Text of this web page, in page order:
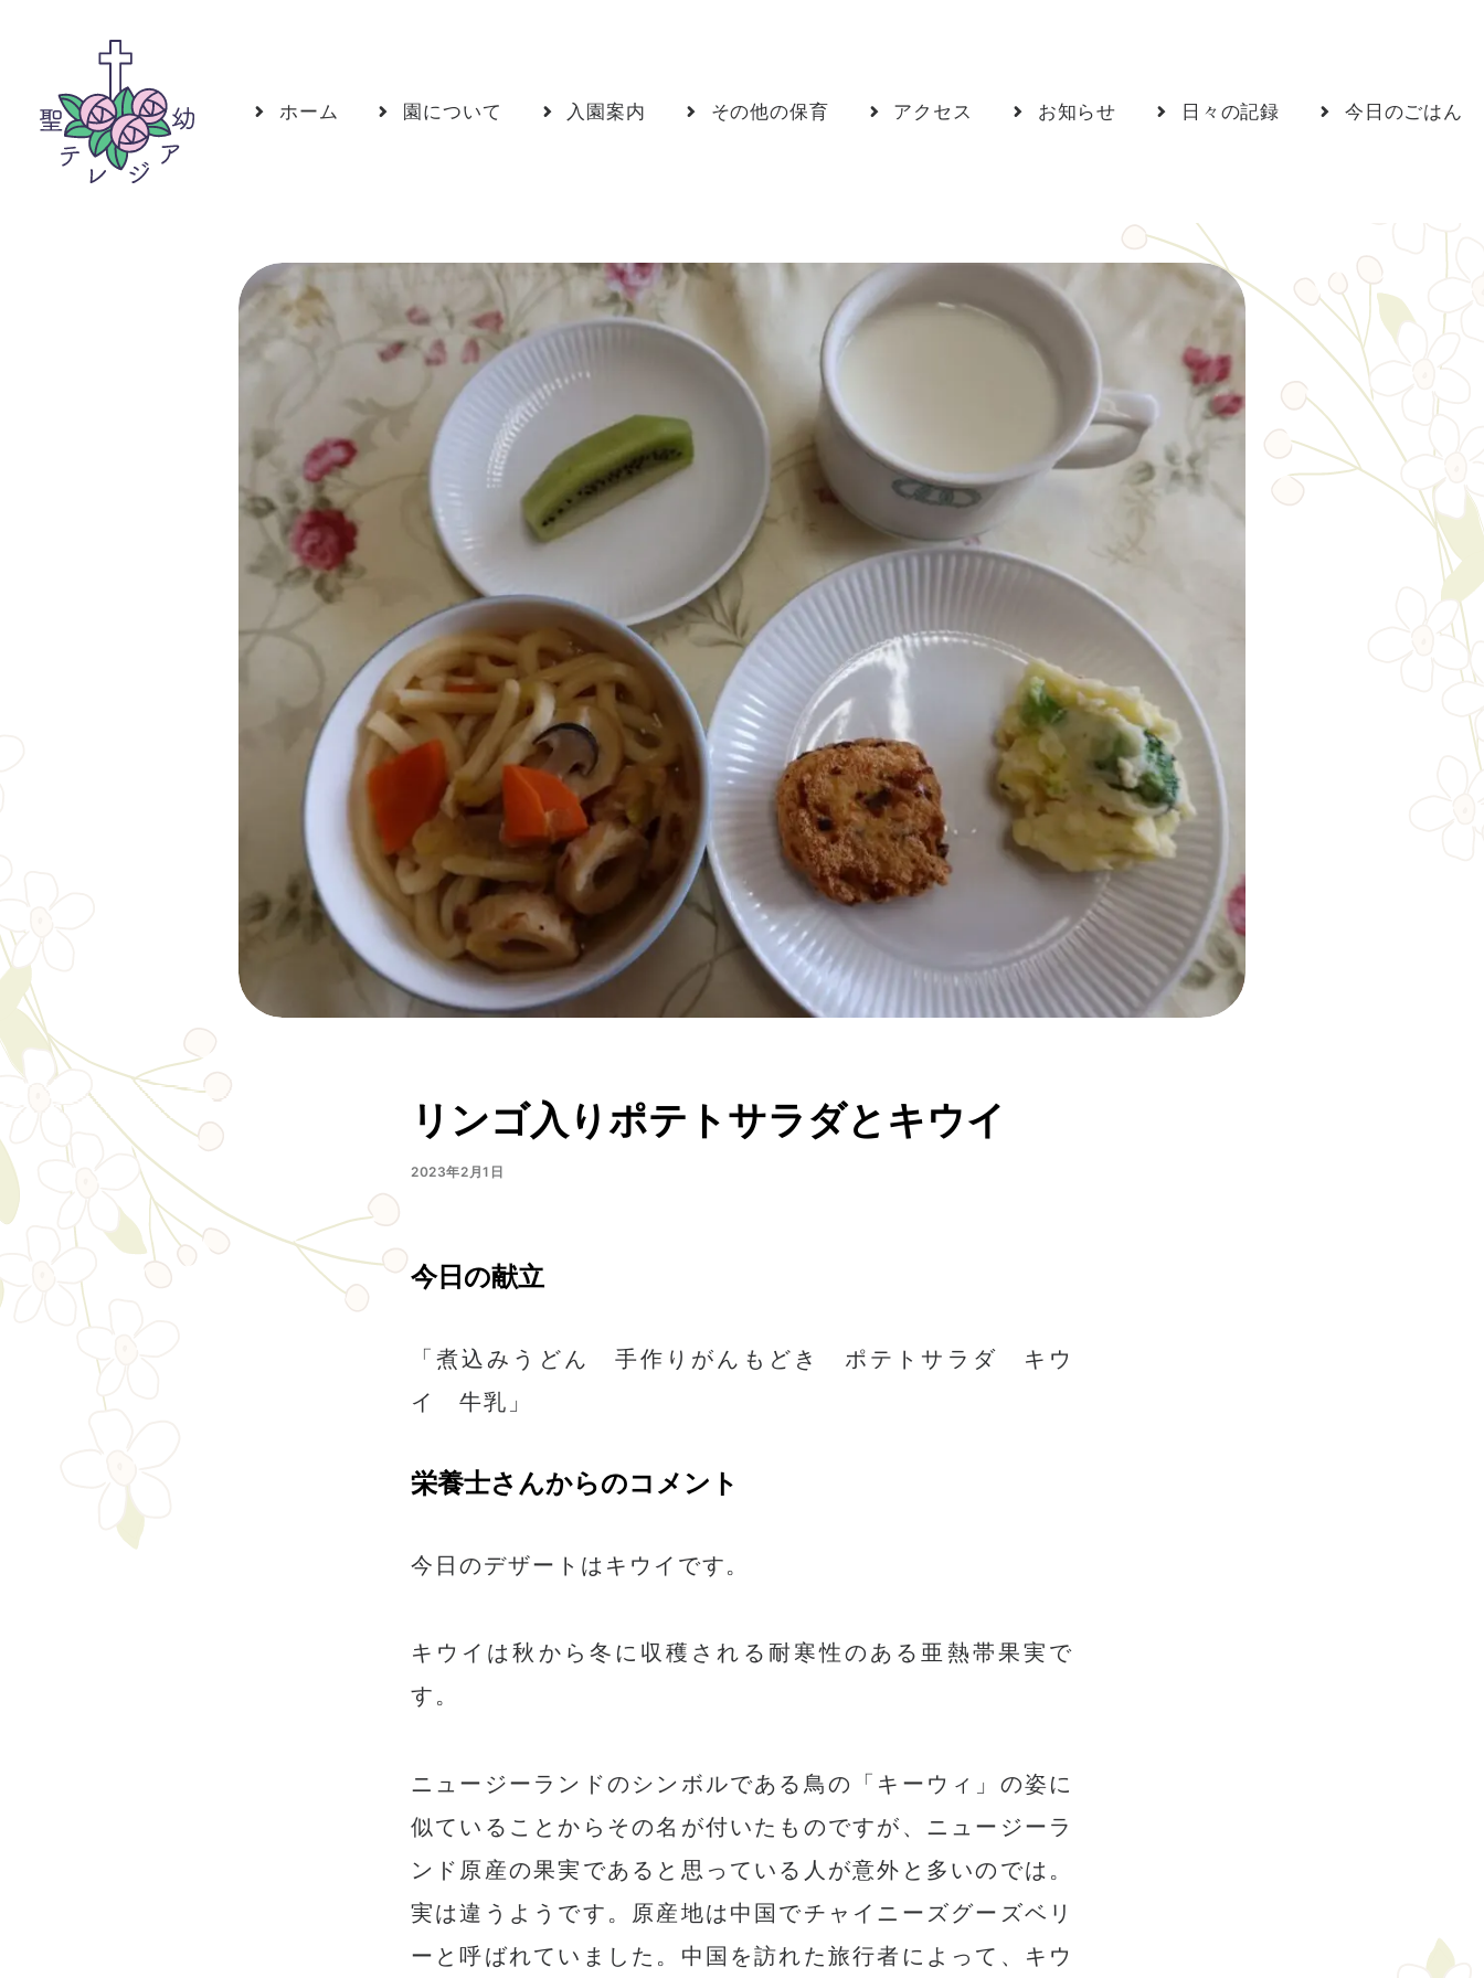
ホーム 園について 入園案内 その他の保育 アクセス お知らせ 日々の記録 今日のごはん
リンゴ入りポテトサラダとキウイ
2023年2月1日
今日の献立
「煮込みうどん 手作りがんもどき ポテトサラダ キウ
イ 牛乳」
栄養士さんからのコメント
今日のデザートはキウイです。
キウイは秋から冬に収穫される耐寒性のある亜熱帯果実で
す。
ニュージーランドのシンボルである鳥の「キーウィ」の姿に
似ていることからその名が付いたものですが、ニュージーラ
ンド原産の果実であると思っている人が意外と多いのでは。
実は違うようです。原産地は中国でチャイニーズグーズベリ
ーと呼ばれていました。中国を訪れた旅行者によって、キウ